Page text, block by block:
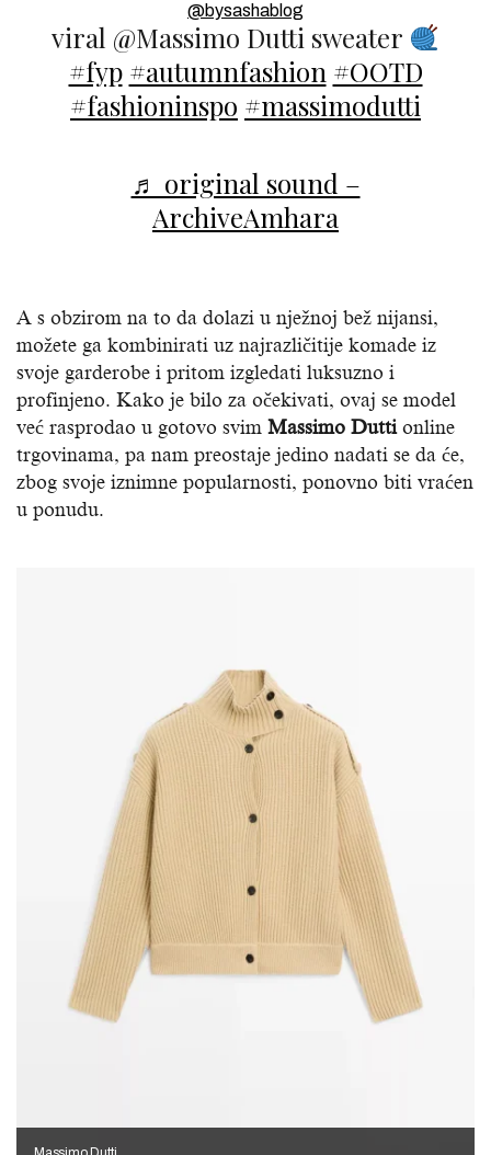
@bysashablog
viral @Massimo Dutti sweater
#fyp #autumnfashion #OOTD
#fashioninspo #massimodutti
♬ original sound –
ArchiveAmhara
A s obzirom na to da dolazi u nježnoj bež nijansi,
možete ga kombinirati uz najrazličitije komade iz
svoje garderobe i pritom izgledati luksuzno i
profinjeno. Kako je bilo za očekivati, ovaj se model
već rasprodao u gotovo svim Massimo Duttionline
trgovinama, pa nam preostaje jedino nadati se da će,
zbog svoje iznimne popularnosti, ponovno biti vraćen
u ponudu.